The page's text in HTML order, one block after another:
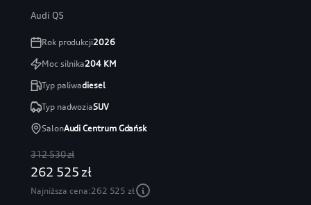
Audi Q5
Rok produkcji2026
Moc silnika204KM
Typ paliwadiesel
Typ nadwoziaSUV
SalonAudi Centrum Gdańsk
312 530 zł
262 525 zł
Najniższa cena:262 525 zł